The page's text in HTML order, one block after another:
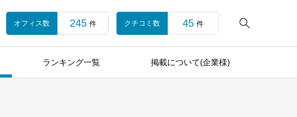

オフィス数 245 件 クチコミ数 45 件
ランキング一覧 掲載について(企業様)